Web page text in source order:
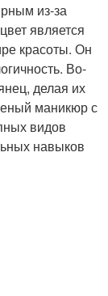
из-за
является
красоты. Он
Во-
делая их
маникюр с
видов
навыков